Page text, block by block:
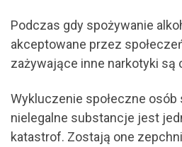
Podczas gdy spożywanie
akceptowane przez
zażywające inne narkotyki są
Wykluczenie społeczne
nielegalne substancje jest
katastrof. Zostają one